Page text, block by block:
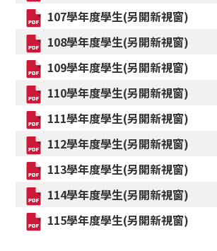
107學年度學生(另開新視窗)
108學年度學生(另開新視窗)
109學年度學生(另開新視窗)
110學年度學生(另開新視窗)
111學年度學生(另開新視窗)
112學年度學生(另開新視窗)
113學年度學生(另開新視窗)
114學年度學生(另開新視窗)
115學年度學生(另開新視窗)